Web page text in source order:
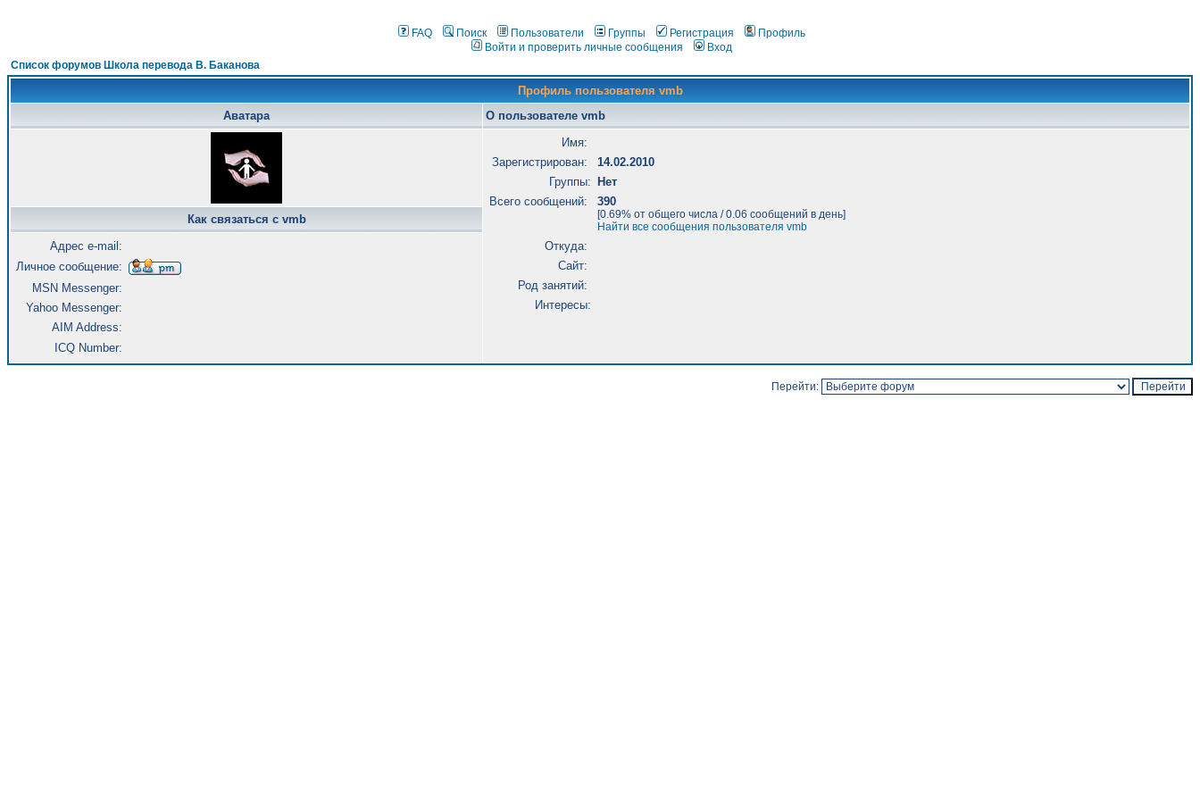
FAQ Поиск Пользователи Группы Регистрация
Профиль
Войти и проверить личные сообщения
Вход
Список форумов Школа перевода В. Баканова
Профиль пользователя vmb
Аватара
О пользователе vmb
Имя:
Зарегистрирован:
14.02.2010
Группы:
Нет
Всего сообщений:
390
[0.69% от общего числа / 0.06 сообщений в день]
Найти все сообщения пользователя vmb
Откуда:
Сайт:
Род занятий:
Интересы:
Как связаться с vmb
Адрес e-mail:
Личное сообщение:
MSN Messenger:
Yahoo Messenger:
AIM Address:
ICQ Number:
Перейти: